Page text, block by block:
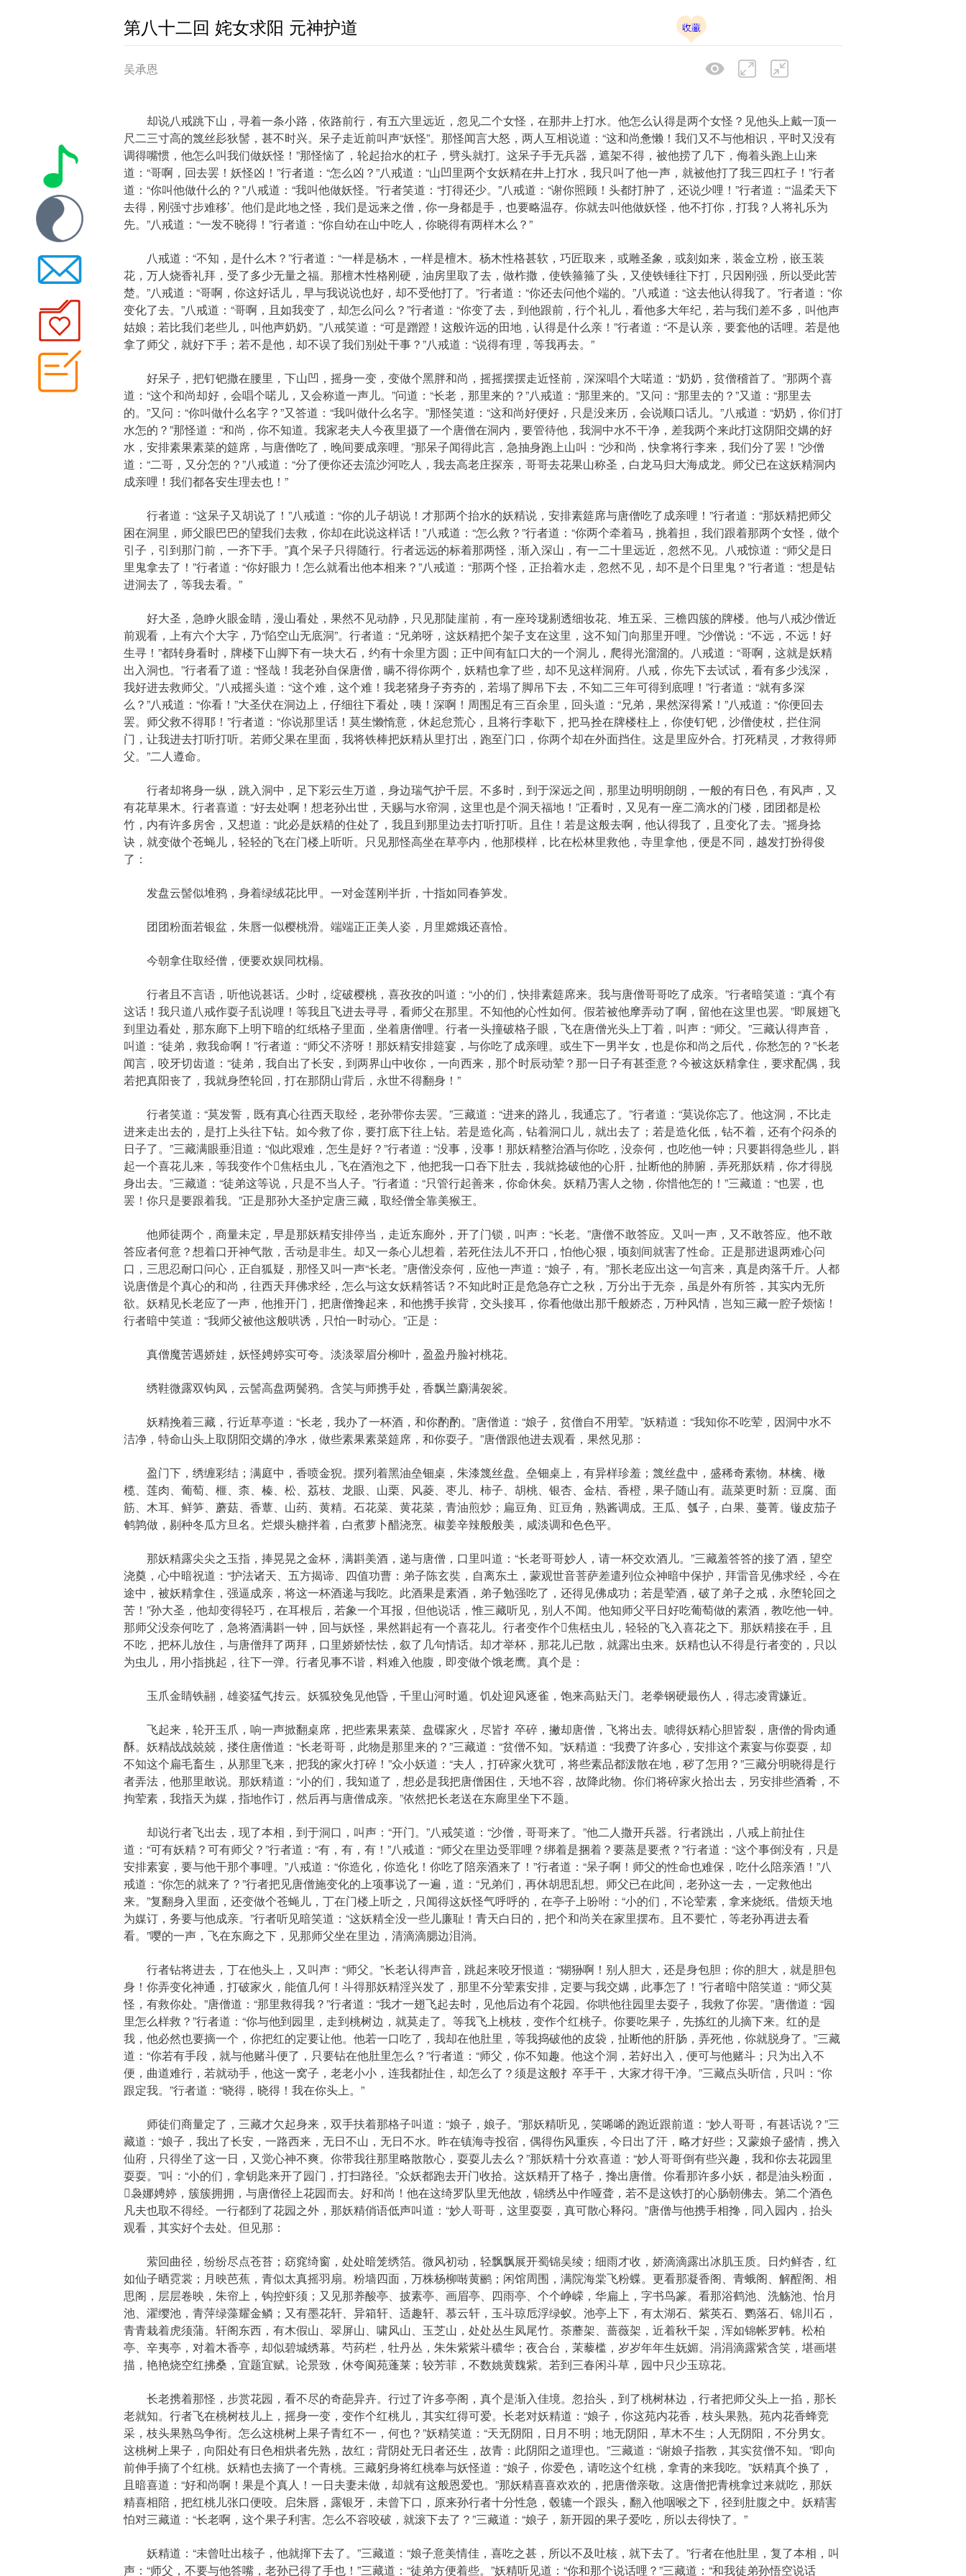
第八十二回 姹女求阳 元神护道
吴承恩
却说八戒跳下山，寻着一条小路，依路前行，有五六里远近，忽见二个女怪，在那井上打水。他怎么认得是两个女怪？见他头上戴一顶一
尺二三寸高的篾丝髟狄髻，甚不时兴。呆子走近前叫声“妖怪”。那怪闻言大怒，两人互相说道：“这和尚惫懒！我们又不与他相识，平时又没有
调得嘴惯，他怎么叫我们做妖怪！”那怪恼了，轮起抬水的杠子，劈头就打。这呆子手无兵器，遮架不得，被他捞了几下，侮着头跑上山来
道：“哥啊，回去罢！妖怪凶！”行者道：“怎么凶？”八戒道：“山凹里两个女妖精在井上打水，我只叫了他一声，就被他打了我三四杠子！”行者
道：“你叫他做什么的？”八戒道：“我叫他做妖怪。”行者笑道：“打得还少。”八戒道：“谢你照顾！头都打肿了，还说少哩！”行者道：“‘温柔天下
去得，刚强寸步难移’。他们是此地之怪，我们是远来之僧，你一身都是手，也要略温存。你就去叫他做妖怪，他不打你，打我？人将礼乐为
先。”八戒道：“一发不晓得！”行者道：“你自幼在山中吃人，你晓得有两样木么？”
八戒道：“不知，是什么木？”行者道：“一样是杨木，一样是檀木。杨木性格甚软，巧匠取来，或雕圣象，或刻如来，装金立粉，嵌玉装
花，万人烧香礼拜，受了多少无量之福。那檀木性格刚硬，油房里取了去，做柞撒，使铁箍箍了头，又使铁锤往下打，只因刚强，所以受此苦
楚。”八戒道：“哥啊，你这好话儿，早与我说说也好，却不受他打了。”行者道：“你还去问他个端的。”八戒道：“这去他认得我了。”行者道：“你
变化了去。”八戒道：“哥啊，且如我变了，却怎么问么？”行者道：“你变了去，到他跟前，行个礼儿，看他多大年纪，若与我们差不多，叫他声
姑娘；若比我们老些儿，叫他声奶奶。”八戒笑道：“可是蹭蹬！这般许远的田地，认得是什么亲！”行者道：“不是认亲，要套他的话哩。若是他
拿了师父，就好下手；若不是他，却不误了我们别处干事？”八戒道：“说得有理，等我再去。”
好呆子，把钉钯撒在腰里，下山凹，摇身一变，变做个黑胖和尚，摇摇摆摆走近怪前，深深唱个大喏道：“奶奶，贫僧稽首了。”那两个喜
道：“这个和尚却好，会唱个喏儿，又会称道一声儿。”问道：“长老，那里来的？”八戒道：“那里来的。”又问：“那里去的？”又道：“那里去
的。”又问：“你叫做什么名字？”又答道：“我叫做什么名字。”那怪笑道：“这和尚好便好，只是没来历，会说顺口话儿。”八戒道：“奶奶，你们打
水怎的？”那怪道：“和尚，你不知道。我家老夫人今夜里摄了一个唐僧在洞内，要管待他，我洞中水不干净，差我两个来此打这阴阳交媾的好
水，安排素果素菜的筵席，与唐僧吃了，晚间要成亲哩。”那呆子闻得此言，急抽身跑上山叫：“沙和尚，快拿将行李来，我们分了罢！”沙僧
道：“二哥，又分怎的？”八戒道：“分了便你还去流沙河吃人，我去高老庄探亲，哥哥去花果山称圣，白龙马归大海成龙。师父已在这妖精洞内
成亲哩！我们都各安生理去也！”
行者道：“这呆子又胡说了！”八戒道：“你的儿子胡说！才那两个抬水的妖精说，安排素筵席与唐僧吃了成亲哩！”行者道：“那妖精把师父
困在洞里，师父眼巴巴的望我们去救，你却在此说这样话！”八戒道：“怎么救？”行者道：“你两个牵着马，挑着担，我们跟着那两个女怪，做个
引子，引到那门前，一齐下手。”真个呆子只得随行。行者远远的标着那两怪，渐入深山，有一二十里远近，忽然不见。八戒惊道：“师父是日
里鬼拿去了！”行者道：“你好眼力！怎么就看出他本相来？”八戒道：“那两个怪，正抬着水走，忽然不见，却不是个日里鬼？”行者道：“想是钻
进洞去了，等我去看。”
好大圣，急睁火眼金睛，漫山看处，果然不见动静，只见那陡崖前，有一座玲珑剔透细妆花、堆五采、三檐四簇的牌楼。他与八戒沙僧近
前观看，上有六个大字，乃“陷空山无底洞”。行者道：“兄弟呀，这妖精把个架子支在这里，这不知门向那里开哩。”沙僧说：“不远，不远！好
生寻！”都转身看时，牌楼下山脚下有一块大石，约有十余里方圆；正中间有缸口大的一个洞儿，爬得光溜溜的。八戒道：“哥啊，这就是妖精
出入洞也。”行者看了道：“怪哉！我老孙自保唐僧，瞒不得你两个，妖精也拿了些，却不见这样洞府。八戒，你先下去试试，看有多少浅深，
我好进去救师父。”八戒摇头道：“这个难，这个难！我老猪身子夯夯的，若塌了脚吊下去，不知二三年可得到底哩！”行者道：“就有多深
么？”八戒道：“你看！”大圣伏在洞边上，仔细往下看处，咦！深啊！周围足有三百余里，回头道：“兄弟，果然深得紧！”八戒道：“你便回去
罢。师父救不得耶！”行者道：“你说那里话！莫生懒惰意，休起怠荒心，且将行李歇下，把马拴在牌楼柱上，你使钉钯，沙僧使杖，拦住洞
门，让我进去打听打听。若师父果在里面，我将铁棒把妖精从里打出，跑至门口，你两个却在外面挡住。这是里应外合。打死精灵，才救得师
父。”二人遵命。
行者却将身一纵，跳入洞中，足下彩云生万道，身边瑞气护千层。不多时，到于深远之间，那里边明明朗朗，一般的有日色，有风声，又
有花草果木。行者喜道：“好去处啊！想老孙出世，天赐与水帘洞，这里也是个洞天福地！”正看时，又见有一座二滴水的门楼，团团都是松
竹，内有许多房舍，又想道：“此必是妖精的住处了，我且到那里边去打听打听。且住！若是这般去啊，他认得我了，且变化了去。”摇身捻
诀，就变做个苍蝇儿，轻轻的飞在门楼上听听。只见那怪高坐在草亭内，他那模样，比在松林里救他，寺里拿他，便是不同，越发打扮得俊
了：
发盘云髻似堆鸦，身着绿绒花比甲。一对金莲刚半折，十指如同春笋发。
团团粉面若银盆，朱唇一似樱桃滑。端端正正美人姿，月里嫦娥还喜恰。
今朝拿住取经僧，便要欢娱同枕榻。
行者且不言语，听他说甚话。少时，绽破樱桃，喜孜孜的叫道：“小的们，快排素筵席来。我与唐僧哥哥吃了成亲。”行者暗笑道：“真个有
这话！我只道八戒作耍子乱说哩！等我且飞进去寻寻，看师父在那里。不知他的心性如何。假若被他摩弄动了啊，留他在这里也罢。”即展翅飞
到里边看处，那东廊下上明下暗的红纸格子里面，坐着唐僧哩。行者一头撞破格子眼，飞在唐僧光头上丁着，叫声：“师父。”三藏认得声音，
叫道：“徒弟，救我命啊！”行者道：“师父不济呀！那妖精安排筵宴，与你吃了成亲哩。或生下一男半女，也是你和尚之后代，你愁怎的？”长老
闻言，咬牙切齿道：“徒弟，我自出了长安，到两界山中收你，一向西来，那个时辰动荤？那一日子有甚歪意？今被这妖精拿住，要求配偶，我
若把真阳丧了，我就身堕轮回，打在那阴山背后，永世不得翻身！”
行者笑道：“莫发誓，既有真心往西天取经，老孙带你去罢。”三藏道：“进来的路儿，我通忘了。”行者道：“莫说你忘了。他这洞，不比走
进来走出去的，是打上头往下钻。如今救了你，要打底下往上钻。若是造化高，钻着洞口儿，就出去了；若是造化低，钻不着，还有个闷杀的
日子了。”三藏满眼垂泪道：“似此艰难，怎生是好？”行者道：“没事，没事！那妖精整治酒与你吃，没奈何，也吃他一钟；只要斟得急些儿，斟
起一个喜花儿来，等我变作个焦栝虫儿，飞在酒泡之下，他把我一口吞下肚去，我就捻破他的心肝，扯断他的肺腑，弄死那妖精，你才得脱
身出去。”三藏道：“徒弟这等说，只是不当人子。”行者道：“只管行起善来，你命休矣。妖精乃害人之物，你惜他怎的！”三藏道：“也罢，也
罢！你只是要跟着我。”正是那孙大圣护定唐三藏，取经僧全靠美猴王。
他师徒两个，商量未定，早是那妖精安排停当，走近东廊外，开了门锁，叫声：“长老。”唐僧不敢答应。又叫一声，又不敢答应。他不敢
答应者何意？想着口开神气散，舌动是非生。却又一条心儿想着，若死住法儿不开口，怕他心狠，顷刻间就害了性命。正是那进退两难心问
口，三思忍耐口问心，正自狐疑，那怪又叫一声“长老。”唐僧没奈何，应他一声道：“娘子，有。”那长老应出这一句言来，真是肉落千斤。人都
说唐僧是个真心的和尚，往西天拜佛求经，怎么与这女妖精答话？不知此时正是危急存亡之秋，万分出于无奈，虽是外有所答，其实内无所
欲。妖精见长老应了一声，他推开门，把唐僧搀起来，和他携手挨背，交头接耳，你看他做出那千般娇态，万种风情，岂知三藏一腔子烦恼！
行者暗中笑道：“我师父被他这般哄诱，只怕一时动心。”正是：
真僧魔苦遇娇娃，妖怪娉婷实可夸。淡淡翠眉分柳叶，盈盈丹脸衬桃花。
绣鞋微露双钩凤，云髻高盘两鬓鸦。含笑与师携手处，香飘兰麝满袈裟。
妖精挽着三藏，行近草亭道：“长老，我办了一杯酒，和你酌酌。”唐僧道：“娘子，贫僧自不用荤。”妖精道：“我知你不吃荤，因洞中水不
洁净，特命山头上取阴阳交媾的净水，做些素果素菜筵席，和你耍子。”唐僧跟他进去观看，果然见那：
盈门下，绣缠彩结；满庭中，香喷金猊。摆列着黑油垒钿桌，朱漆篾丝盘。垒钿桌上，有异样珍羞；篾丝盘中，盛稀奇素物。林檎、橄
榄、莲肉、葡萄、榧、柰、榛、松、荔枝、龙眼、山栗、风菱、枣儿、柿子、胡桃、银杏、金桔、香橙，果子随山有。蔬菜更时新：豆腐、面
筋、木耳、鲜笋、蘑菇、香蕈、山药、黄精。石花菜、黄花菜，青油煎炒；扁豆角、豇豆角，熟酱调成。王瓜、瓠子，白果、蔓菁。镟皮茄子
鹌鹑做，剔种冬瓜方旦名。烂煨头糖拌着，白煮萝卜醋浇烹。椒姜辛辣般般美，咸淡调和色色平。
那妖精露尖尖之玉指，捧晃晃之金杯，满斟美酒，递与唐僧，口里叫道：“长老哥哥妙人，请一杯交欢酒儿。”三藏羞答答的接了酒，望空
浇奠，心中暗祝道：“护法诸天、五方揭谛、四值功曹：弟子陈玄奘，自离东土，蒙观世音菩萨差遣列位众神暗中保护，拜雷音见佛求经，今在
途中，被妖精拿住，强逼成亲，将这一杯酒递与我吃。此酒果是素酒，弟子勉强吃了，还得见佛成功；若是荤酒，破了弟子之戒，永堕轮回之
苦！”孙大圣，他却变得轻巧，在耳根后，若象一个耳报，但他说话，惟三藏听见，别人不闻。他知师父平日好吃葡萄做的素酒，教吃他一钟。
那师父没奈何吃了，急将酒满斟一钟，回与妖怪，果然斟起有一个喜花儿。行者变作个焦栝虫儿，轻轻的飞入喜花之下。那妖精接在手，且
不吃，把杯儿放住，与唐僧拜了两拜，口里娇娇怯怯，叙了几句情话。却才举杯，那花儿已散，就露出虫来。妖精也认不得是行者变的，只以
为虫儿，用小指挑起，往下一弹。行者见事不谐，料难入他腹，即变做个饿老鹰。真个是：
玉爪金睛铁翮，雄姿猛气抟云。妖狐狡兔见他昏，千里山河时遁。饥处迎风逐雀，饱来高贴天门。老拳钢硬最伤人，得志凌霄嫌近。
飞起来，轮开玉爪，响一声掀翻桌席，把些素果素菜、盘碟家火，尽皆扌卒碎，撇却唐僧，飞将出去。唬得妖精心胆皆裂，唐僧的骨肉通
酥。妖精战战兢兢，搂住唐僧道：“长老哥哥，此物是那里来的？”三藏道：“贫僧不知。”妖精道：“我费了许多心，安排这个素宴与你耍耍，却
不知这个扁毛畜生，从那里飞来，把我的家火打碎！”众小妖道：“夫人，打碎家火犹可，将些素品都泼散在地，秽了怎用？”三藏分明晓得是行
者弄法，他那里敢说。那妖精道：“小的们，我知道了，想必是我把唐僧困住，天地不容，故降此物。你们将碎家火拾出去，另安排些酒肴，不
拘荤素，我指天为媒，指地作订，然后再与唐僧成亲。”依然把长老送在东廊里坐下不题。
却说行者飞出去，现了本相，到于洞口，叫声：“开门。”八戒笑道：“沙僧，哥哥来了。”他二人撒开兵器。行者跳出，八戒上前扯住
道：“可有妖精？可有师父？”行者道：“有，有，有！”八戒道：“师父在里边受罪哩？绑着是捆着？要蒸是要煮？”行者道：“这个事倒没有，只是
安排素宴，要与他干那个事哩。”八戒道：“你造化，你造化！你吃了陪亲酒来了！”行者道：“呆子啊！师父的性命也难保，吃什么陪亲酒！”八
戒道：“你怎的就来了？”行者把见唐僧施变化的上项事说了一遍，道：“兄弟们，再休胡思乱想。师父已在此间，老孙这一去，一定救他出
来。”复翻身入里面，还变做个苍蝇儿，丁在门楼上听之，只闻得这妖怪气呼呼的，在亭子上吩咐：“小的们，不论荤素，拿来烧纸。借烦天地
为媒订，务要与他成亲。”行者听见暗笑道：“这妖精全没一些儿廉耻！青天白日的，把个和尚关在家里摆布。且不要忙，等老孙再进去看
看。”嘤的一声，飞在东廊之下，见那师父坐在里边，清滴滴腮边泪淌。
行者钻将进去，丁在他头上，又叫声：“师父。”长老认得声音，跳起来咬牙恨道：“猢狲啊！别人胆大，还是身包胆；你的胆大，就是胆包
身！你弄变化神通，打破家火，能值几何！斗得那妖精淫兴发了，那里不分荤素安排，定要与我交媾，此事怎了！”行者暗中陪笑道：“师父莫
怪，有救你处。”唐僧道：“那里救得我？”行者道：“我才一翅飞起去时，见他后边有个花园。你哄他往园里去耍子，我救了你罢。”唐僧道：“园
里怎么样救？”行者道：“你与他到园里，走到桃树边，就莫走了。等我飞上桃枝，变作个红桃子。你要吃果子，先拣红的儿摘下来。红的是
我，他必然也要摘一个，你把红的定要让他。他若一口吃了，我却在他肚里，等我捣破他的皮袋，扯断他的肝肠，弄死他，你就脱身了。”三藏
道：“你若有手段，就与他赌斗便了，只要钻在他肚里怎么？”行者道：“师父，你不知趣。他这个洞，若好出入，便可与他赌斗；只为出入不
便，曲道难行，若就动手，他这一窝子，老老小小，连我都扯住，却怎么了？须是这般扌卒手干，大家才得干净。”三藏点头听信，只叫：“你
跟定我。”行者道：“晓得，晓得！我在你头上。”
师徒们商量定了，三藏才欠起身来，双手扶着那格子叫道：“娘子，娘子。”那妖精听见，笑唏唏的跑近跟前道：“妙人哥哥，有甚话说？”三
藏道：“娘子，我出了长安，一路西来，无日不山，无日不水。昨在镇海寺投宿，偶得伤风重疾，今日出了汗，略才好些；又蒙娘子盛情，携入
仙府，只得坐了这一日，又觉心神不爽。你带我往那里略散散心，耍耍儿去么？”那妖精十分欢喜道：“妙人哥哥倒有些兴趣，我和你去花园里
耍耍。”叫：“小的们，拿钥匙来开了园门，打扫路径。”众妖都跑去开门收拾。这妖精开了格子，搀出唐僧。你看那许多小妖，都是油头粉面，
袅娜娉婷，簇簇拥拥，与唐僧径上花园而去。好和尚！他在这绮罗队里无他故，锦绣丛中作哑聋，若不是这铁打的心肠朝佛去。第二个酒色
凡夫也取不得经。一行都到了花园之外，那妖精俏语低声叫道：“妙人哥哥，这里耍耍，真可散心释闷。”唐僧与他携手相搀，同入园内，抬头
观看，其实好个去处。但见那：
萦回曲径，纷纷尽点苍苔；窈窕绮窗，处处暗笼绣箔。微风初动，轻飘飘展开蜀锦吴绫；细雨才收，娇滴滴露出冰肌玉质。日灼鲜杏，红
如仙子晒霓裳；月映芭蕉，青似太真摇羽扇。粉墙四面，万株杨柳啭黄鹂；闲馆周围，满院海棠飞粉蝶。更看那凝香阁、青蛾阁、解酲阁、相
思阁，层层卷映，朱帘上，钩控虾须；又见那养酸亭、披素亭、画眉亭、四雨亭、个个峥嵘，华扁上，字书鸟篆。看那浴鹤池、洗觞池、怡月
池、濯缨池，青萍绿藻耀金鳞；又有墨花轩、异箱轩、适趣轩、慕云轩，玉斗琼卮浮绿蚁。池亭上下，有太湖石、紫英石、鹦落石、锦川石，
青青栽着虎须蒲。轩阁东西，有木假山、翠屏山、啸风山、玉芝山，处处丛生凤尾竹。荼蘼架、蔷薇架，近着秋千架，浑如锦帐罗帏。松柏
亭、辛夷亭，对着木香亭，却似碧城绣幕。芍药栏，牡丹丛，朱朱紫紫斗穠华；夜合台，茉藜槛，岁岁年年生妩媚。涓涓滴露紫含笑，堪画堪
描，艳艳烧空红拂桑，宜题宜赋。论景致，休夸阆苑蓬莱；较芳菲，不数姚黄魏紫。若到三春闲斗草，园中只少玉琼花。
长老携着那怪，步赏花园，看不尽的奇葩异卉。行过了许多亭阁，真个是渐入佳境。忽抬头，到了桃树林边，行者把师父头上一掐，那长
老就知。行者飞在桃树枝儿上，摇身一变，变作个红桃儿，其实红得可爱。长老对妖精道：“娘子，你这苑内花香，枝头果熟。苑内花香蜂竞
采，枝头果熟鸟争衔。怎么这桃树上果子青红不一，何也？”妖精笑道：“天无阴阳，日月不明；地无阴阳，草木不生；人无阴阳，不分男女。
这桃树上果子，向阳处有日色相烘者先熟，故红；背阴处无日者还生，故青：此阴阳之道理也。”三藏道：“谢娘子指教，其实贫僧不知。”即向
前伸手摘了个红桃。妖精也去摘了一个青桃。三藏躬身将红桃奉与妖怪道：“娘子，你爱色，请吃这个红桃，拿青的来我吃。”妖精真个换了，
且暗喜道：“好和尚啊！果是个真人！一日夫妻未做，却就有这般恩爱也。”那妖精喜喜欢欢的，把唐僧亲敬。这唐僧把青桃拿过来就吃，那妖
精喜相陪，把红桃儿张口便咬。启朱唇，露银牙，未曾下口，原来孙行者十分性急，毂辘一个跟头，翻入他咽喉之下，径到肚腹之中。妖精害
怕对三藏道：“长老啊，这个果子利害。怎么不容咬破，就滚下去了？”三藏道：“娘子，新开园的果子爱吃，所以去得快了。”
妖精道：“未曾吐出核子，他就撺下去了。”三藏道：“娘子意美情佳，喜吃之甚，所以不及吐核，就下去了。”行者在他肚里，复了本相，叫
声：“师父，不要与他答嘴，老孙已得了手也！”三藏道：“徒弟方便着些。”妖精听见道：“你和那个说话哩？”三藏道：“和我徒弟孙悟空说话